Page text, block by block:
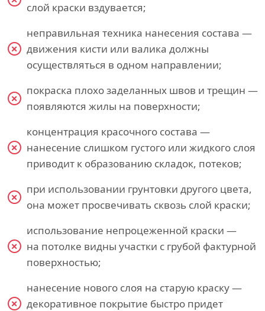
слой краски вздувается;
неправильная техника нанесения состава —
движения кисти или валика должны
осуществляться в одном направлении;
покраска плохо заделанных швов и трещин —
появляются жилы на поверхности;
концентрация красочного состава —
нанесение слишком густого или жидкого слоя
приводит к образованию складок, потеков;
при использовании грунтовки другого цвета,
она может просвечивать сквозь слой краски;
использование непроцеженной краски —
на потолке видны участки с грубой фактурной
поверхностью;
нанесение нового слоя на старую краску —
декоративное покрытие быстро придет